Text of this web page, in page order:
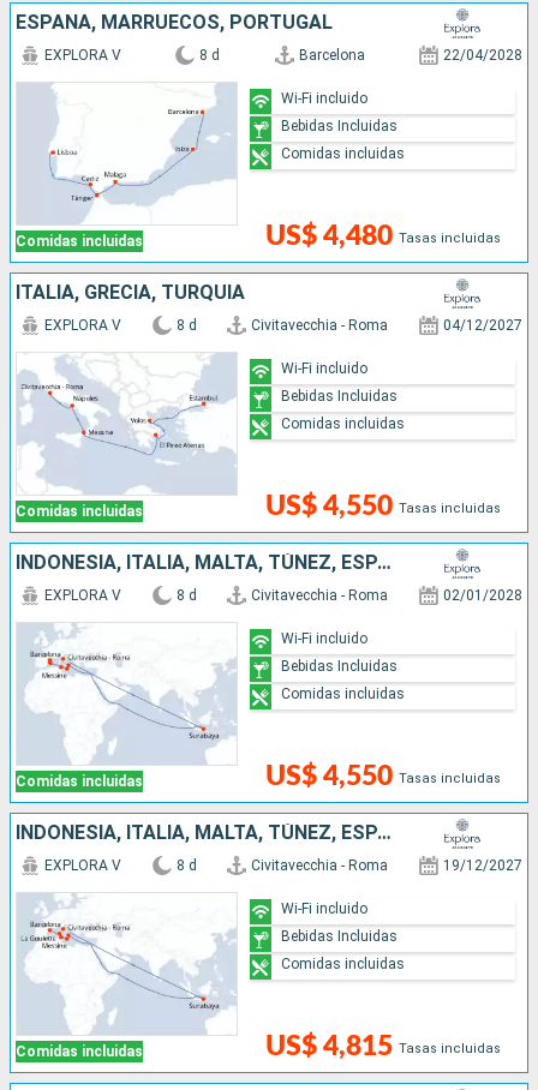
ESPAÑA, MARRUECOS, PORTUGAL
Comidas incluidas
EXPLORA V 8 d Barcelona 22/04/2028
US$ 4,480 Tasas incluidas
Wi-Fi incluido
Bebidas Incluidas
Comidas incluidas
ITALIA, GRECIA, TURQUÍA
Comidas incluidas
EXPLORA V 8 d Civitavecchia - Roma 04/12/2027
US$ 4,550 Tasas incluidas
Wi-Fi incluido
Bebidas Incluidas
Comidas incluidas
INDONESIA, ITALIA, MALTA, TÚNEZ, ESPAÑA
Comidas incluidas
EXPLORA V 8 d Civitavecchia - Roma 02/01/2028
US$ 4,550 Tasas incluidas
Wi-Fi incluido
Bebidas Incluidas
Comidas incluidas
INDONESIA, ITALIA, MALTA, TÚNEZ, ESPAÑA
Comidas incluidas
EXPLORA V 8 d Civitavecchia - Roma 19/12/2027
US$ 4,815 Tasas incluidas
Wi-Fi incluido
Bebidas Incluidas
Comidas incluidas